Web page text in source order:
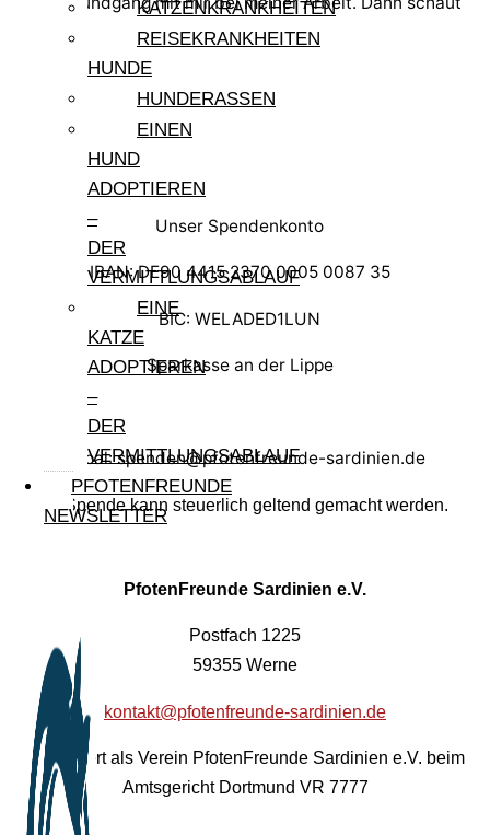
KATZENKRANKHEITEN
REISEKRANKHEITEN
HUNDE
HUNDERASSEN
EINEN
HUND
ADOPTIEREN
–
DER
VERMITTLUNGSABLAUF
EINE
KATZE
ADOPTIEREN
–
DER
VERMITTLUNGSABLAUF
PFOTENFREUNDE
NEWSLETTER
mal hier…
Unser Spendenkonto
IBAN: DE90 4415 2370 0005 0087 35
BIC: WELADED1LUN
Sparkasse an der Lippe
Paypal: spenden@pfotenfreunde-sardinien.de
Ihre Spende kann steuerlich geltend gemacht werden.
PfotenFreunde Sardinien e.V.
Postfach 1225
59355 Werne
kontakt@pfotenfreunde-sardinien.de
Registriert als Verein PfotenFreunde Sardinien e.V. beim
Amtsgericht Dortmund VR 7777